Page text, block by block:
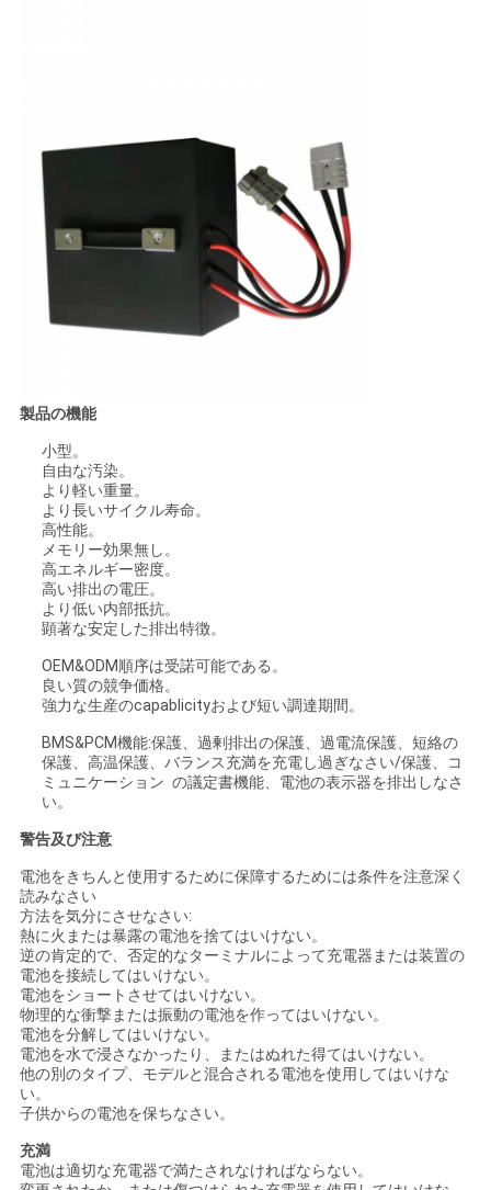
製品の機能
小型。
自由な汚染。
より軽い重量。
より長いサイクル寿命。
高性能。
メモリー効果無し。
高エネルギー密度。
高い排出の電圧。
より低い内部抵抗。
顕著な安定した排出特徴。
OEM&ODM順序は受諾可能である。
良い質の競争価格。
強力な生産のcapablicityおよび短い調達期間。
BMS&PCM機能:保護、過剰排出の保護、過電流保護、短絡の
保護、高温保護、バランス充満を充電し過ぎなさい/保護、コ
ミュニケーション の議定書機能、電池の表示器を排出しなさ
い。
警告及び注意
電池をきちんと使用するために保障するためには条件を注意深く
読みなさい
方法を気分にさせなさい:
熱に火または暴露の電池を捨てはいけない。
逆の肯定的で、否定的なターミナルによって充電器または装置の
電池を接続してはいけない。
電池をショートさせてはいけない。
物理的な衝撃または振動の電池を作ってはいけない。
電池を分解してはいけない。
電池を水で浸さなかったり、またはぬれた得てはいけない。
他の別のタイプ、モデルと混合される電池を使用してはいけな
い。
子供からの電池を保ちなさい。
充満
電池は適切な充電器で満たされなければならない。